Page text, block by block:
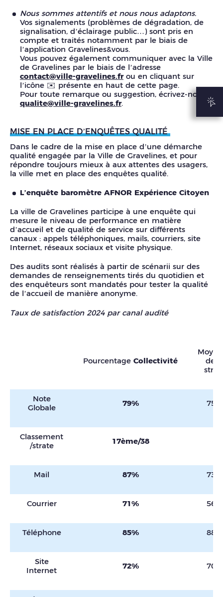
Nous sommes attentifs et nous nous adaptons.
Vos signalements (problèmes de dégradation, de
signalisation, d’éclairage public…) sont pris en
compte et traités notamment par le biais de
l’application Gravelines&vous.
Vous pouvez également communiquer avec la Ville
de Gravelines par le biais de l’adresse
contact@ville-gravelines.frou en cliquant sur
l’icône ✉️ présente en haut de cette page.
Pour toute remarque ou suggestion, écrivez-nous à
qualite@ville-gravelines.fr.
MISE EN PLACE D’ENQUÊTES QUALITÉ
Dans le cadre de la mise en place d’une démarche
qualité engagée par la Ville de Gravelines, et pour
répondre toujours mieux à aux attentes des usagers,
la ville met en place des enquêtes qualité.
L’enquête baromètre AFNOR Expérience Citoyen
La ville de Gravelines participe à une enquête qui
mesure le niveau de performance en matière
d’accueil et de qualité de service sur différents
canaux : appels téléphoniques, mails, courriers, site
Internet, réseaux sociaux et visite physique.
Des audits sont réalisés à partir de scénarii sur des
demandes de renseignements tirés du quotidien et
des enquêteurs sont mandatés pour tester la qualité
de l’accueil de manière anonyme.
Taux de satisfaction 2024 par canal audité
Pourcentage Collectivité
de
Note
Globale
79% 75%
Classement
/strate
17ème/38
Mail 87% 73%
Courrier 71% 56%
Téléphone 85% 88%
Site
Internet
72% 70%